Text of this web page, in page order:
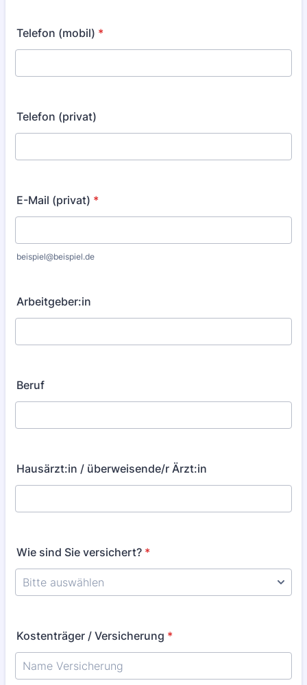
Telefon (mobil) *
Telefon (privat)
E-Mail (privat) *
beispiel@beispiel.de
Arbeitgeber:in
Beruf
Hausärzt:in / überweisende/r Ärzt:in
Wie sind Sie versichert? *
Kostenträger / Versicherung *